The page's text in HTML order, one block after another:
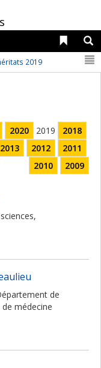
Liens
2019
2020 2019
2018
2013 2012
2011
2010
2009
de
médecine